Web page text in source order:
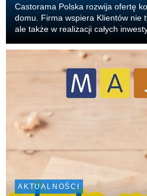
Castorama Polska rozwija ofertę
domu. Firma wspiera Klientów nie
ale także w realizacji całych
wykonawców i realizację prac.
AKTUALNOŚCI